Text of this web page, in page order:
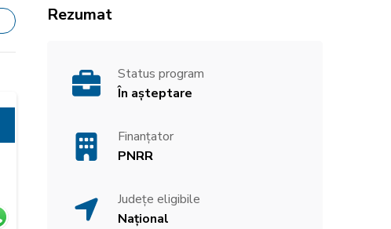
Rezumat
Status program
În așteptare
Finanțator
PNRR
Județe eligibile
Național